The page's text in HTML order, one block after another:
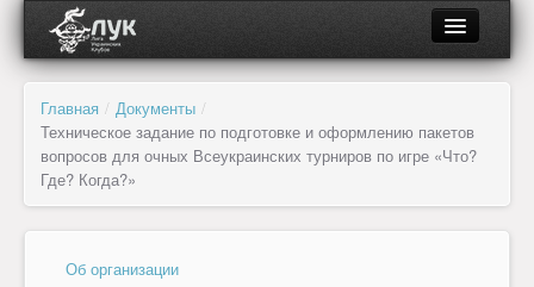
О ЛУК
Об организации
Органы управления и контроля
Главная / Документы /
Техническое задание по подготовке и оформлению пакетов
вопросов для очных Всеукраинских турниров по игре «Что?
Где? Когда?»
Об организации